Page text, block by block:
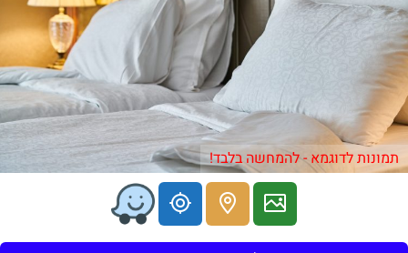
תמונות לדוגמא - להמחשה בלבד!